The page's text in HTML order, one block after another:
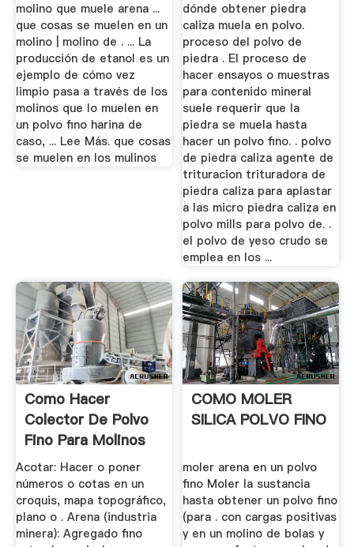
molino que muele arena ...
que cosas se muelen en un
molino | molino de . ... La
producción de etanol es un
ejemplo de cómo vez
limpio pasa a través de los
molinos que lo muelen en
un polvo fino harina de
caso, ... Lee Más. que cosas
se muelen en los mulinos
dónde obtener piedra
caliza muela en polvo.
proceso del polvo de
piedra . El proceso de
hacer ensayos o muestras
para contenido mineral
suele requerir que la
piedra se muela hasta
hacer un polvo fino. . polvo
de piedra caliza agente de
trituracion trituradora de
piedra caliza para aplastar
a las micro piedra caliza en
polvo mills para polvo de. .
el polvo de yeso crudo se
emplea en los ...
Como Hacer
Colector De Polvo
Fino Para Molinos
De Martillo
Acotar: Hacer o poner
números o cotas en un
croquis, mapa topográfico,
plano o . Arena (industria
minera): Agregado fino
COMO MOLER
SILICA POLVO FINO
moler arena en un polvo
fino Moler la sustancia
hasta obtener un polvo fino
(para . con cargas positivas
y en un molino de bolas y